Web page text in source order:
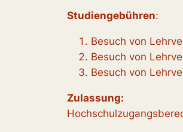
Studiengebühren:
Besuch von
Besuch von
Besuch von
Zulassung: